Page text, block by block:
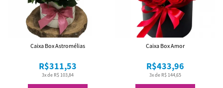
3x de R$ 103,84
R$311,53
Caixa Box Astromélias
3x de R$ 144,65
R$433,96
Caixa Box Amor